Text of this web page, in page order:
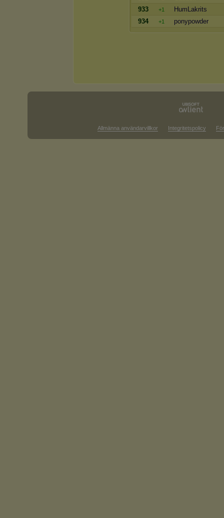
933
+1
HumLakrits
934
+1 ponypowder
Allmänna användarvillkor Integritetspolicy